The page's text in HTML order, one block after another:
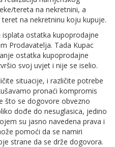
tereta na nekretnini, a
na nekretninu koju kupuje.
ostatka kupoprodajne
Prodavatelja. Tada Kupac
ostatka kupoprodajne
svoj uvjet i nije se iselio.
situacije, i različite potrebe
pronaći kompromis
što se dogovore obvezno
dođe do nesuglasica, jedino
su jasno navedena prava i
pomoći da se namiri
strane da se drže dogovora.